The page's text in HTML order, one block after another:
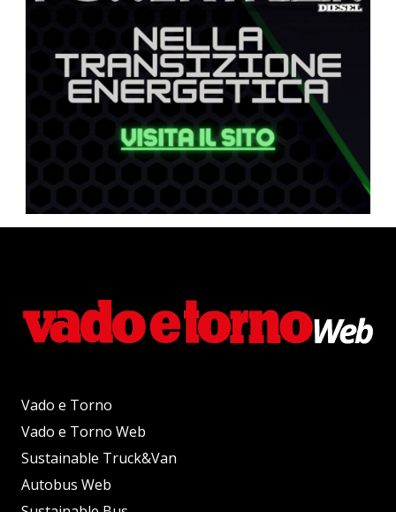
Vado e Torno
Vado e Torno Web
Sustainable Truck&Van
Autobus Web